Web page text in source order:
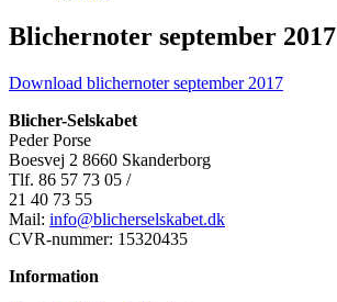
Blichernoter september 2017
Download blichernoter september 2017
Blicher-Selskabet
Peder Porse
Boesvej 2 8660 Skanderborg
Tlf. 86 57 73 05 /
21 40 73 55
Mail: info@blicherselskabet.dk
CVR-nummer: 15320435
Information